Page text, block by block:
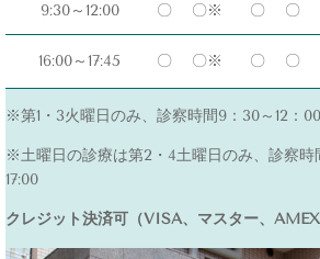
9:30～12:00 〇 〇※ 〇 〇
16:00～17:45 〇 〇※ 〇 〇
※第1・3火曜日のみ、診察時間9：30～12：
※土曜日の診療は第2・4土曜日のみ、診察時
17:00
クレジット決済可（VISA、マスター、AMEX